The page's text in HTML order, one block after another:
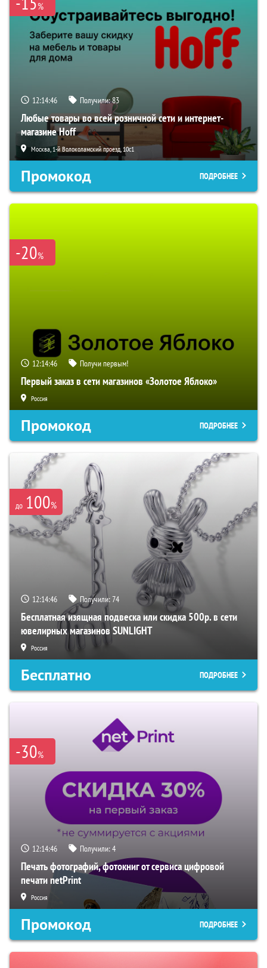
%
12:14:45 Получили:83
Любые товары во всей розничной сети и интернет-
магазине Hoff
Москва, 1-й Волоколамский проезд, 10с1
Промокод ПОДРОБНЕЕ
-20%
12:14:45 Получи первым!
Первый заказ в сети магазинов «Золотое Яблоко»
Россия
Промокод ПОДРОБНЕЕ
до 100%
12:14:45 Получили:74
Бесплатная изящная подвеска или скидка 500р. в сети
ювелирных магазинов SUNLIGHT
Россия
Бесплатно ПОДРОБНЕЕ
-30%
12:14:45 Получили:4
Печать фотографий, фотокниг от сервиса цифровой
печати netPrint
Россия
Промокод ПОДРОБНЕЕ